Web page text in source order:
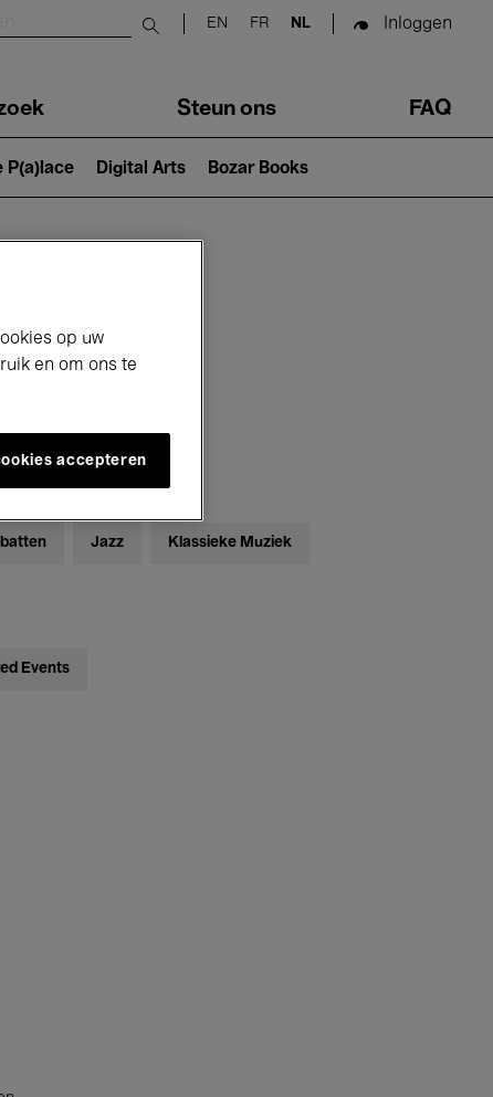
Submit search
EN FR NL Inloggen
Steun ons FAQ
P(a)lace Digital Arts Bozar Books
Jazz Klassieke Muziek
Events
op uw
en om ons te
accepteren